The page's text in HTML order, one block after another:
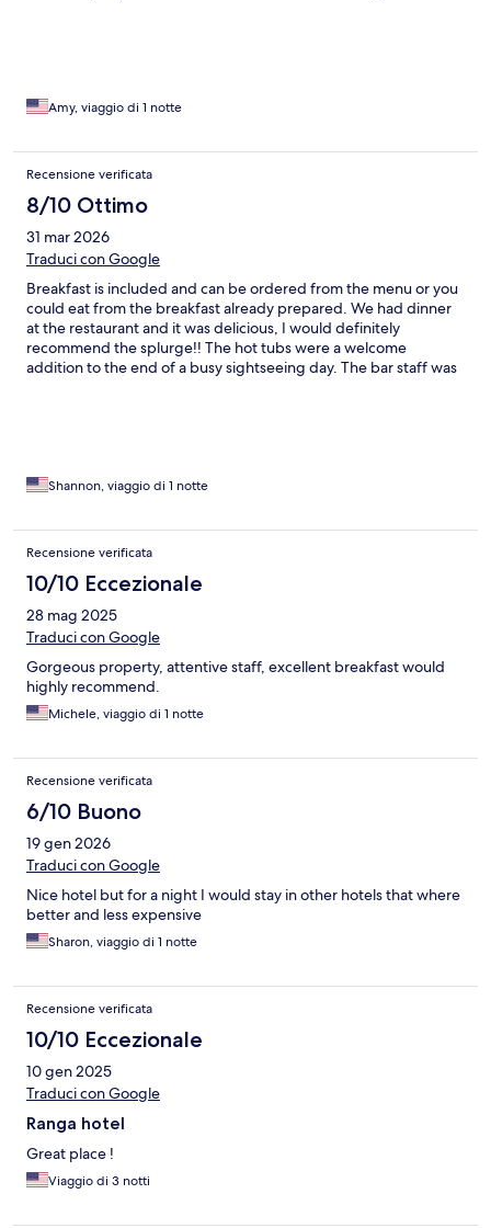
Amy, viaggio di 1 notte
Recensione verificata
8/10 Ottimo
31 mar 2026
Traduci con Google
Breakfast is included and can be ordered from the menu or you
could eat from the breakfast already prepared. We had dinner
at the restaurant and it was delicious, I would definitely
recommend the splurge!! The hot tubs were a welcome
addition to the end of a busy sightseeing day. The bar staff was
Shannon, viaggio di 1 notte
Recensione verificata
10/10 Eccezionale
28 mag 2025
Traduci con Google
Gorgeous property, attentive staff, excellent breakfast would
highly recommend.
Michele, viaggio di 1 notte
Recensione verificata
6/10 Buono
19 gen 2026
Traduci con Google
Nice hotel but for a night I would stay in other hotels that where
better and less expensive
Sharon, viaggio di 1 notte
Recensione verificata
10/10 Eccezionale
10 gen 2025
Traduci con Google
Ranga hotel
Great place !
Viaggio di 3 notti